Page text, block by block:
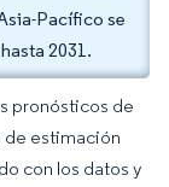
Pacífico se
2031.
pronósticos de
de estimación
con los datos y